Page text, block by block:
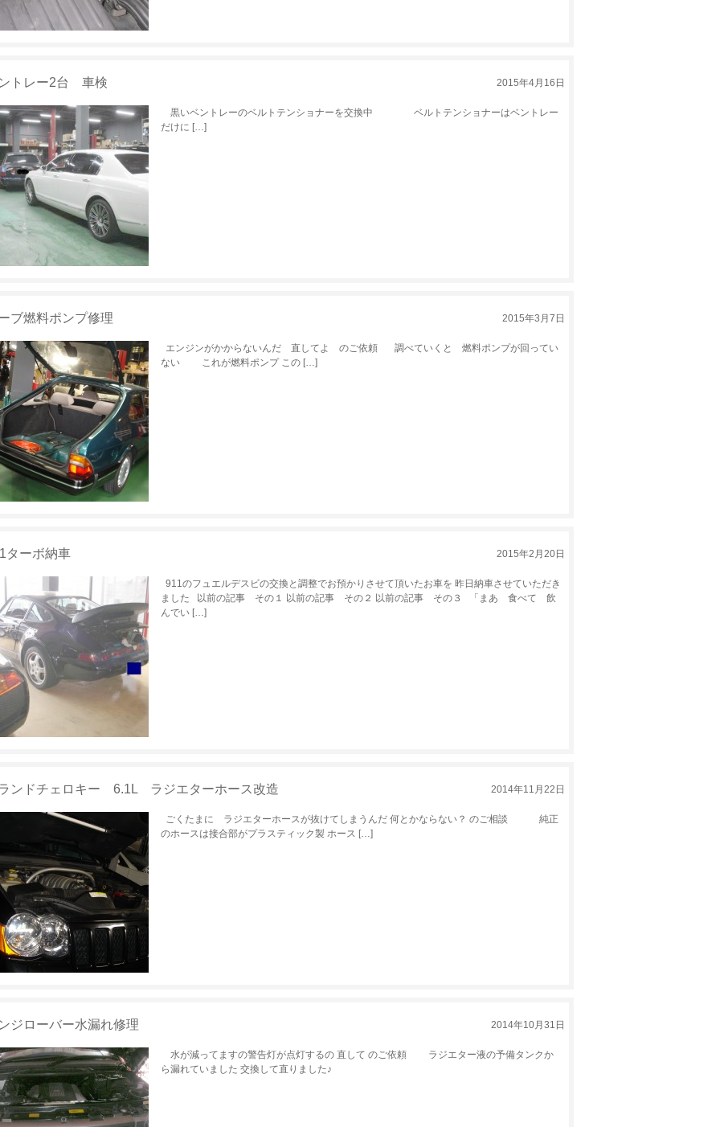
トレー2台 車検 2015年4月16日
黒いベントレーのベルトテンショナーを交換中 ベルトテンショナーはベントレー
だけに […]
ブ燃料ポンプ修理 2015年3月7日
エンジンがかからないんだ 直してよ のご依頼 調べていくと 燃料ポンプが回ってい
ない これが燃料ポンプ この […]
ターボ納車 2015年2月20日
911のフュエルデスビの交換と調整でお預かりさせて頂いたお車を 昨日納車させていただき
ました 以前の記事 その１ 以前の記事 その２ 以前の記事 その３ 「まあ 食べて 飲
んでい […]
ンドチェロキー 6.1L ラジエターホース改造 2014年11月22日
ごくたまに ラジエターホースが抜けてしまうんだ 何とかならない？ のご相談 純正
のホースは接合部がプラスティック製 ホース […]
ジローバー水漏れ修理 2014年10月31日
水が減ってますの警告灯が点灯するの 直して のご依頼 ラジエター液の予備タンクか
ら漏れていました 交換して直りました♪